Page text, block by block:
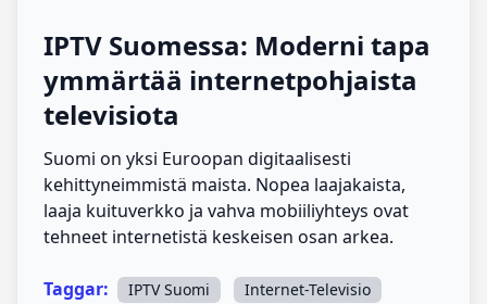
IPTV Suomessa: Moderni tapa
ymmärtää internetpohjaista
televisiota
Suomi on yksi Euroopan digitaalisesti
kehittyneimmistä maista. Nopea laajakaista,
laaja kuituverkko ja vahva mobiiliyhteys ovat
tehneet internetistä keskeisen osan arkea.
Taggar: IPTV Suomi
Internet-Televisio